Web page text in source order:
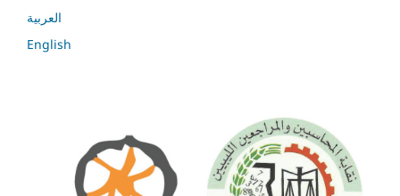
العربية
English